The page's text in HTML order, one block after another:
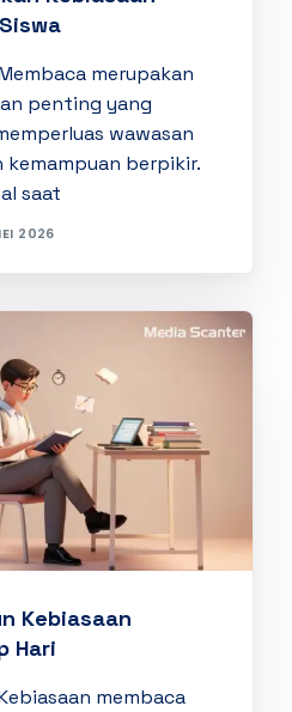
merupakan
penting yang
wawasan
berpikir.
saat
2026
Kebiasaan
Hari
membaca